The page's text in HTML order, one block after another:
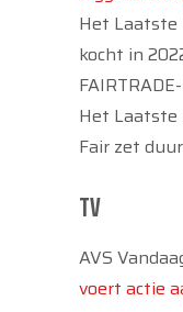
Het Laatste
kocht in
Het Laatste
Fair zet
TV
AVS
voert actie